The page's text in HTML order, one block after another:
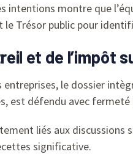
intentions montre que
Trésor public pour
et de l’impôt
le dossier
est défendu avec
liés aux discussions
significative.